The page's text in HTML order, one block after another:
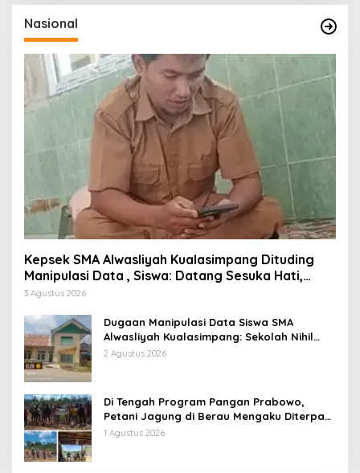
Nasional
Kepsek SMA Alwasliyah Kualasimpang Dituding
Manipulasi Data , Siswa: Datang Sesuka Hati,
Dana MBG Disalurkan ke Guru & Pesantren
3 Agustus 2026
Dugaan Manipulasi Data Siswa SMA
Alwasliyah Kualasimpang: Sekolah Nihil
Murid Tapi Terima Dana BOS & Paket
2 Agustus 2026
Di Tengah Program Pangan Prabowo,
Petani Jagung di Berau Mengaku Diterpa
Tekanan Aparat
1 Agustus 2026